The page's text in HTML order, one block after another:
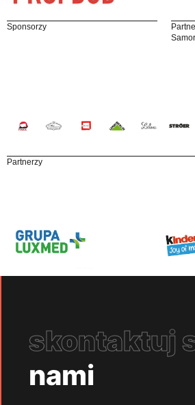
Sponsorzy
Partnerzy
skontaktuj
nami